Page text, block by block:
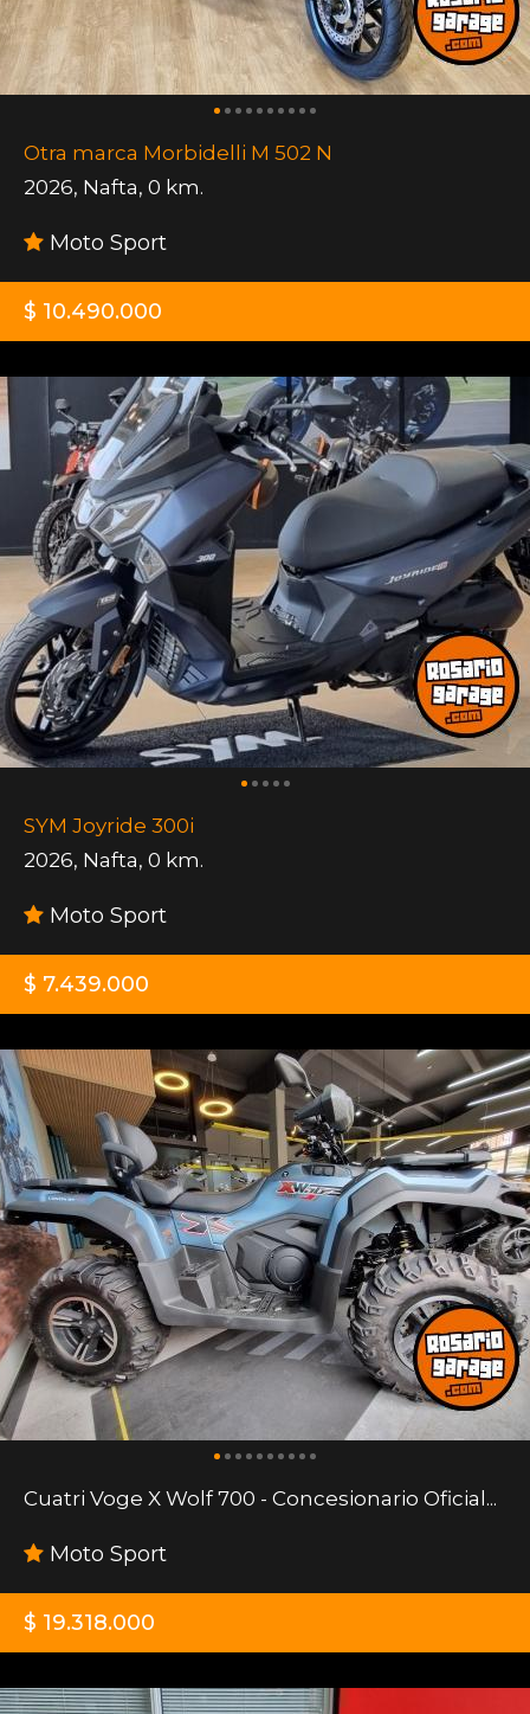
Otra marca Morbidelli M 502 N
2026, Nafta, 0 km.
Moto Sport
$ 10.490.000
SYM Joyride 300i
2026, Nafta, 0 km.
Moto Sport
$ 7.439.000
Cuatri Voge X Wolf 700 - Concesionario Oficial...
Moto Sport
$ 19.318.000